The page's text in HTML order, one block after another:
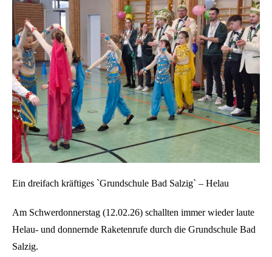
Ein dreifach kräftiges `Grundschule Bad Salzig` – Helau
Am Schwerdonnerstag (12.02.26) schallten immer wieder laute
Helau- und donnernde Raketenrufe durch die Grundschule Bad
Salzig.